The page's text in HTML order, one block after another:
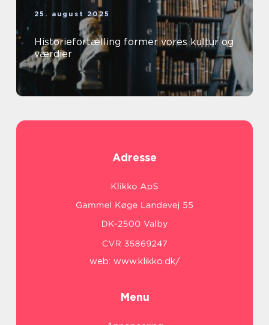
25. august 2025
Historiefortælling former vores kultur og
værdier
Adresse
web: www.klikko.dk/
Menu